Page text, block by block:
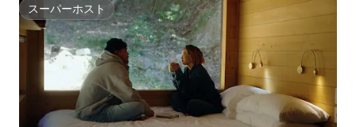
スーパーホスト
スーパーホスト